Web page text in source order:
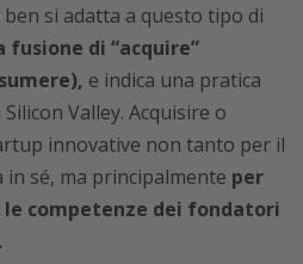
si adatta a questo tipo di
fusione di “acquire”
e indica una pratica
Valley. Acquisire o
innovative non tanto per il
sé, ma principalmente per
competenze dei fondatori